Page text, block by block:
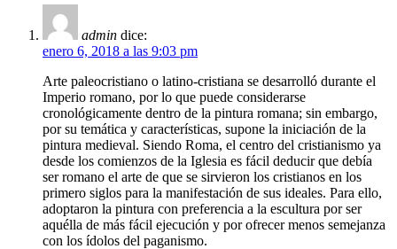
admin dice:
enero 6, 2018 a las 9:03 pm
Arte paleocristiano o latino-cristiana se desarrolló durante el
Imperio romano, por lo que puede considerarse
cronológicamente dentro de la pintura romana; sin embargo,
por su temática y características, supone la iniciación de la
pintura medieval. Siendo Roma, el centro del cristianismo ya
desde los comienzos de la Iglesia es fácil deducir que debía
ser romano el arte de que se sirvieron los cristianos en los
primero siglos para la manifestación de sus ideales. Para ello,
adoptaron la pintura con preferencia a la escultura por ser
aquélla de más fácil ejecución y por ofrecer menos semejanza
con los ídolos del paganismo.